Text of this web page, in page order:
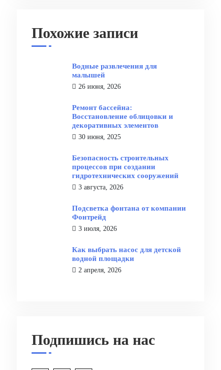
Похожие записи
Водные развлечения для
малышей
26 июня, 2026
Ремонт бассейна:
Восстановление облицовки и
декоративных элементов
30 июня, 2025
Безопасность строительных
процессов при создании
гидротехнических сооружений
3 августа, 2026
Подсветка фонтана от компании
Фонтрейд
3 июля, 2026
Как выбрать насос для детской
водной площадки
2 апреля, 2026
Подпишись на нас